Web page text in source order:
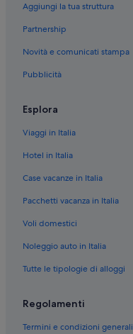
Aggiungi la tua struttura
Partnership
Novità e comunicati stampa
Pubblicità
Esplora
Viaggi in Italia
Hotel in Italia
Case vacanze in Italia
Pacchetti vacanza in Italia
Voli domestici
Noleggio auto in Italia
Tutte le tipologie di alloggi
Regolamenti
Termini e condizioni